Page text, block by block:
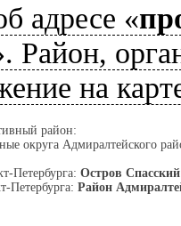
адресе «
Район,
на
район:
округа Адмиралтейского
Петербурга: Остров Спасский
Петербурга: Район